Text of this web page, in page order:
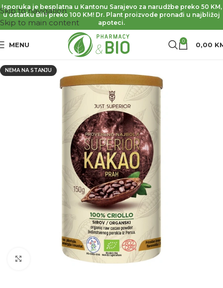
Skip to navigation
Skip to main content
Isporuka je besplatna u Kantonu Sarajevo za narudžbe preko 50 KM,
u ostatku BiH preko 100 KM! Dr. Plant proizvode pronađi u najbližoj
apoteci.
MENU 0 0,00
NEMA NA STANJU
Kliknite za povećanje